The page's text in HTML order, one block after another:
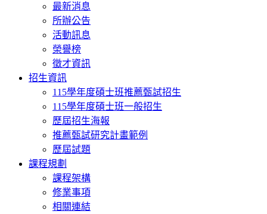
最新消息
所辦公告
活動訊息
榮譽榜
徵才資訊
招生資訊
115學年度碩士班推薦甄試招生
115學年度碩士班一般招生
歷屆招生海報
推薦甄試研究計畫範例
歷屆試題
課程規劃
課程架構
修業事項
相關連結